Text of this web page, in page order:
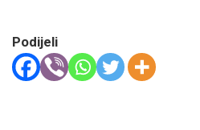
Podijeli